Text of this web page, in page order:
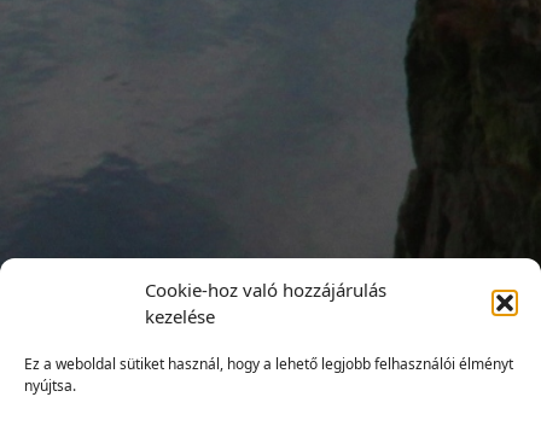
Cookie-hoz való hozzájárulás
kezelése
Ez a weboldal sütiket használ, hogy a lehető legjobb felhasználói élményt
nyújtsa.